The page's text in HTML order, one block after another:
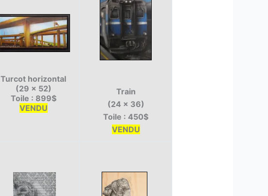
Turcot horizontal
(29 x 52)
Toile : 899$
VENDU
Train
(24 x 36)
Toile : 450$
VENDU